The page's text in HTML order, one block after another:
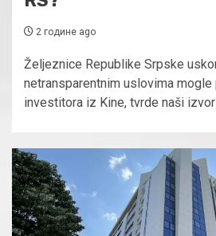
2 године ago
Željeznice Republike Srpske
netransparentnim uslovima
investitora iz Kine, tvrde naši